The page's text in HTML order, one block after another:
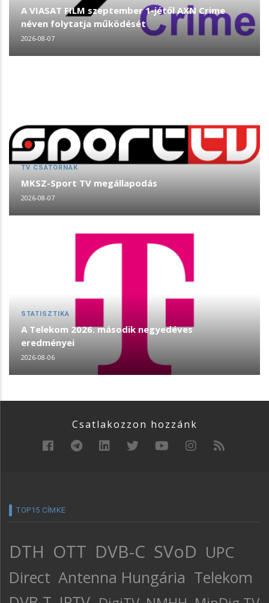
A VIASAT FILM szeptember 1-jétől AXN Crime
néven folytatja működését
2026-08-07
TV CSATORNÁK
MKSZ-Sport TV megállapodás
2026-08-07
STATISZTIKA
A Telekom 2026. második negyedéves
eredményei
2026-08-06
Csatlakozzon hozzánk
TOP15 CÍMKE
DTH OTT DVB-C SVoD UPC
Direct Antenna Hungária Telekom